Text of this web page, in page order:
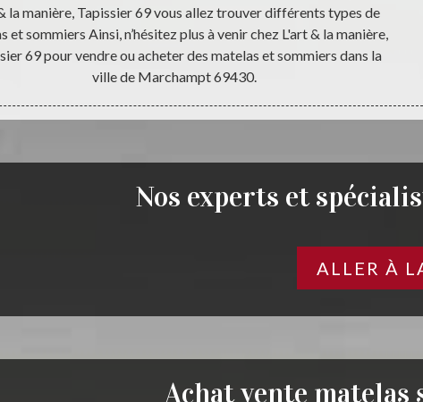
la manière, Tapissier 69 vous allez trouver différents types de
et sommiers Ainsi, n’hésitez plus à venir chez L'art & la manière,
69 pour vendre ou acheter des matelas et sommiers dans la
ville de Marchampt 69430.
Nos experts et
ALLER À
Achat vente